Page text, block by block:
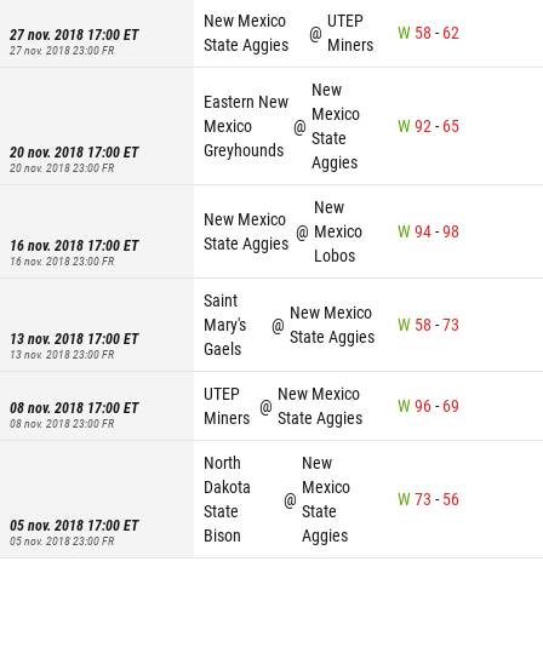
27 nov. 2018 17:00ET
27 nov. 2018 23:00FR
New Mexico
State Aggies
@
UTEP
Miners
W 58 - 62
20 nov. 2018 17:00ET
20 nov. 2018 23:00FR
Eastern New
Mexico
Greyhounds
@
New
Mexico
State
Aggies
W92- 65
16 nov. 2018 17:00ET
16 nov. 2018 23:00FR
New Mexico
State Aggies
@
New
Mexico
Lobos
W94-98
13 nov. 2018 17:00ET
13 nov. 2018 23:00FR
Saint
Mary's
Gaels
@
New Mexico
State Aggies
W 58 -73
08 nov. 2018 17:00ET
08 nov. 2018 23:00FR
UTEP
Miners
@
New Mexico
State Aggies
W96- 69
05 nov. 2018 17:00ET
05 nov. 2018 23:00FR
North
Dakota
State
Bison
@
New
Mexico
State
Aggies
W73 - 56